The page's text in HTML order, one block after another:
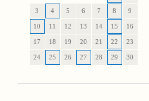
3 4 5 6 7 8 9
10 11 12 13 14 15 16
17 18 19 20 21 22 23
24 25 26 27 28 29 30